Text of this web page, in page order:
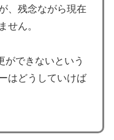
、残念ながら現在
せん。
ができないという
はどうしていけば